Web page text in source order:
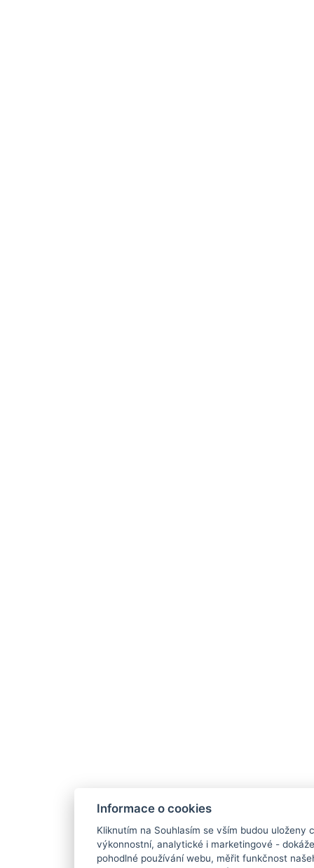
Informace o cookies
Kliknutím na Souhlasím se vším budou uloženy
výkonnostní, analytické i marketingové -
pohodlné používání webu, měřit funkčnost